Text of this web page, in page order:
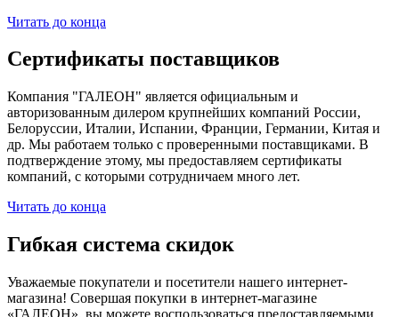
Читать до конца
Сертификаты поставщиков
Компания "ГАЛЕОН" является официальным и
авторизованным дилером крупнейших компаний России,
Белоруссии, Италии, Испании, Франции, Германии, Китая и
др. Мы работаем только с проверенными поставщиками. В
подтверждение этому, мы предоставляем сертификаты
компаний, с которыми сотрудничаем много лет.
Читать до конца
Гибкая система скидок
Уважаемые покупатели и посетители нашего интернет-
магазина! Совершая покупки в интернет-магазине